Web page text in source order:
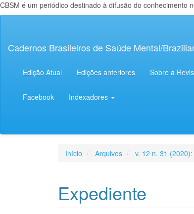
CBSM é um periódico destinado à difusão do conhecimento
principal
Lateral
Cadernos Brasileiros de Saúde Mental/
Edição Atual Edições anteriores Sobre a
Facebook Indexadores
Início Arquivos v. 12 n. 31
Expediente